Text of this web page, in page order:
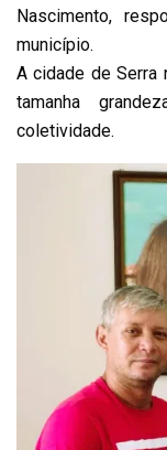
Nascimento,
município.
A cidade de Serra
tamanha
coletividade.